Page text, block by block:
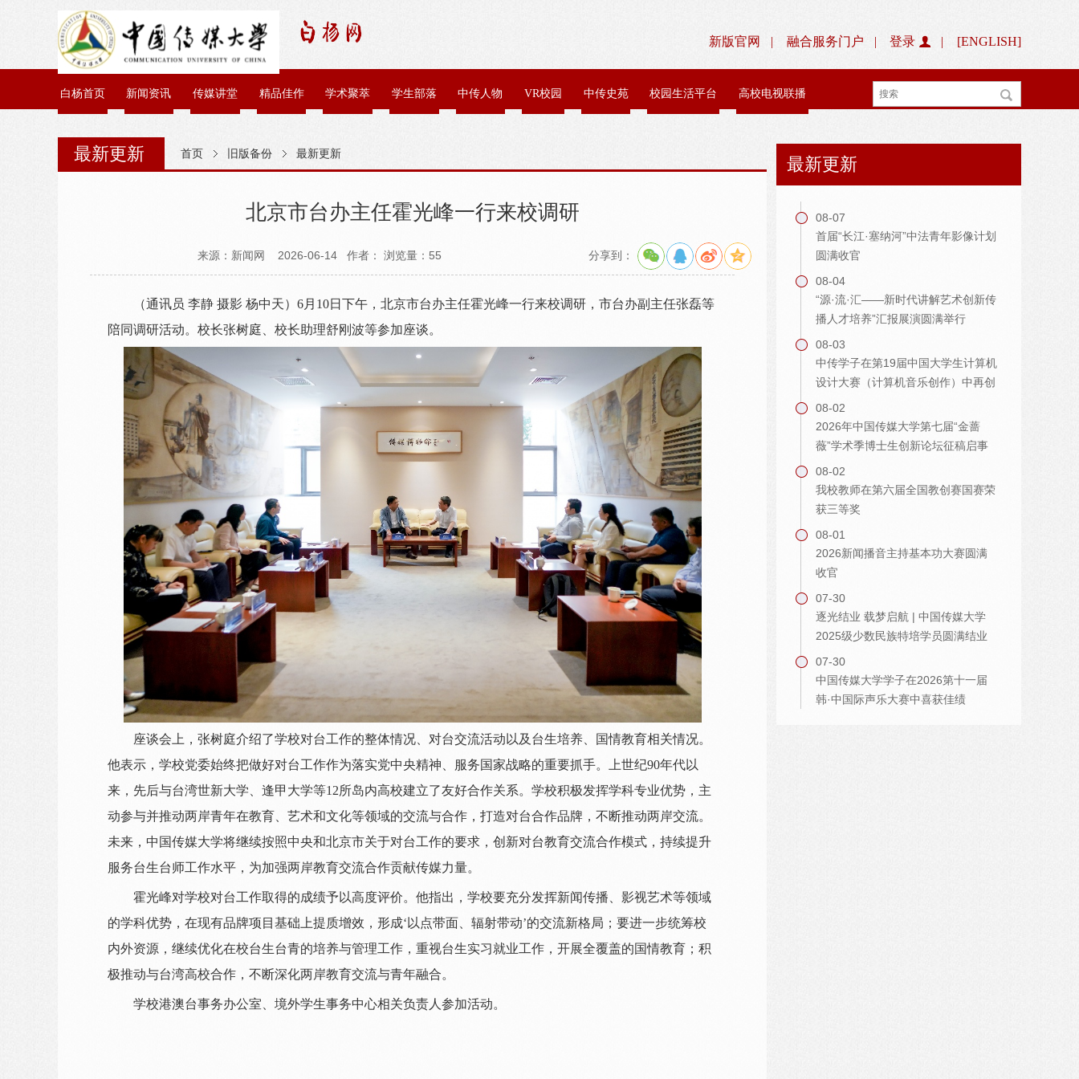
新版官网 | 融合服务门户 | 登录 | [ENGLISH]
白杨首页 新闻资讯 传媒讲堂 精品佳作 学术聚萃 学生部落 中传人物 VR校园 中传史苑 校园生活平台 高校电视联播
最新更新 首页 旧版备份 最新更新
北京市台办主任霍光峰一行来校调研
分享到：
来源：新闻网 2026-06-14 作者： 浏览量： 55
（通讯员 李静 摄影 杨中天）6月10日下午，北京市台办主任霍光峰一行来校调研，市台办副主任张磊等
陪同调研活动。校长张树庭、校长助理舒刚波等参加座谈。
座谈会上，张树庭介绍了学校对台工作的整体情况、对台交流活动以及台生培养、国情教育相关情况。
他表示，学校党委始终把做好对台工作作为落实党中央精神、服务国家战略的重要抓手。上世纪90年代以
来，先后与台湾世新大学、逢甲大学等12所岛内高校建立了友好合作关系。学校积极发挥学科专业优势，主
动参与并推动两岸青年在教育、艺术和文化等领域的交流与合作，打造对台合作品牌，不断推动两岸交流。
未来，中国传媒大学将继续按照中央和北京市关于对台工作的要求，创新对台教育交流合作模式，持续提升
服务台生台师工作水平，为加强两岸教育交流合作贡献传媒力量。
霍光峰对学校对台工作取得的成绩予以高度评价。他指出，学校要充分发挥新闻传播、影视艺术等领域
的学科优势，在现有品牌项目基础上提质增效，形成‘以点带面、辐射带动’的交流新格局；要进一步统筹校
内外资源，继续优化在校台生台青的培养与管理工作，重视台生实习就业工作，开展全覆盖的国情教育；积
极推动与台湾高校合作，不断深化两岸教育交流与青年融合。
学校港澳台事务办公室、境外学生事务中心相关负责人参加活动。
最新更新
08-07
首届“长江·塞纳河”中法青年影像计划
圆满收官
08-04
“源·流·汇——新时代讲解艺术创新传
播人才培养”汇报展演圆满举行
08-03
中传学子在第19届中国大学生计算机
设计大赛（计算机音乐创作）中再创
佳绩
08-02
2026年中国传媒大学第七届“金蔷
薇”学术季博士生创新论坛征稿启事
08-02
我校教师在第六届全国教创赛国赛荣
获三等奖
08-01
2026新闻播音主持基本功大赛圆满
收官
07-30
逐光结业 载梦启航 | 中国传媒大学
2025级少数民族特培学员圆满结业
07-30
中国传媒大学学子在2026第十一届
韩·中国际声乐大赛中喜获佳绩